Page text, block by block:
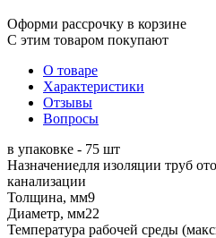
Оформи рассрочку в корзине
С этим товаром покупают
О товаре
Характеристики
Отзывы
Вопросы
в упаковке - 75 шт
Назначениедля изоляции труб
канализации
Толщина, мм9
Диаметр, мм22
Температура рабочей среды